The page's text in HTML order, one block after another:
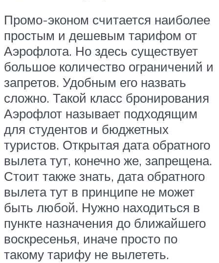
Промо-эконом считается наиболее
простым и дешевым тарифом от
Аэрофлота. Но здесь существует
большое количество ограничений и
запретов. Удобным его назвать
сложно. Такой класс бронирования
Аэрофлот называет подходящим
для студентов и бюджетных
туристов. Открытая дата обратного
вылета тут, конечно же, запрещена.
Стоит также знать, дата обратного
вылета тут в принципе не может
быть любой. Нужно находиться в
пункте назначения до ближайшего
воскресенья, иначе просто по
такому тарифу не вылететь.